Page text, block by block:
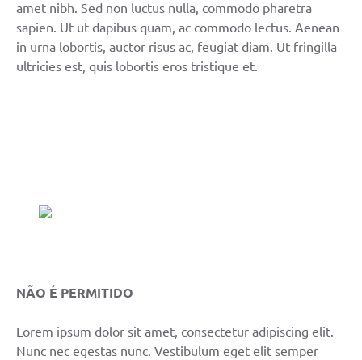
amet nibh. Sed non luctus nulla, commodo pharetra
sapien. Ut ut dapibus quam, ac commodo lectus. Aenean
in urna lobortis, auctor risus ac, feugiat diam. Ut fringilla
ultricies est, quis lobortis eros tristique et.
NÃO É PERMITIDO
Lorem ipsum dolor sit amet, consectetur adipiscing elit.
Nunc nec egestas nunc. Vestibulum eget elit semper